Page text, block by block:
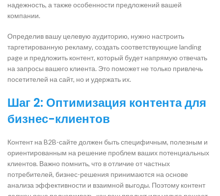
надежность, а также особенности предложений вашей
компании.
Определив вашу целевую аудиторию, нужно настроить
таргетированную рекламу, создать соответствующие landing
page и предложить контент, который будет напрямую отвечать
на запросы вашего клиента. Это поможет не только привлечь
посетителей на сайт, но и удержать их.
Шаг 2: Оптимизация контента для
бизнес-клиентов
Контент на B2B-сайте должен быть специфичным, полезным и
ориентированным на решение проблем ваших потенциальных
клиентов. Важно помнить, что в отличие от частных
потребителей, бизнес-решения принимаются на основе
анализа эффективности и взаимной выгоды. Поэтому контент